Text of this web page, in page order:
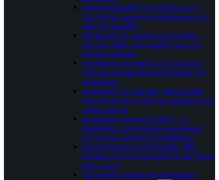
Överlevnadsguide för Kristallmässor –
Tips för att navigera i kristallmässor och
välja rätt kristaller
Rengöring och Laddning av Kristaller –
Hur man håller sina kristaller rena och
energiskt laddade
Rosenkvarts för Kärlek och Relationer:
Utforska rosenkvartsens betydelse och
användning
Självkärlek och Kristaller: Vilka kristaller
som är bäst för att främja självkärlek och
självacceptans
Smaragdens Helande Krafter – En
djupdykning i smaragdens egenskaper
och hur den används i kristalläkning
Sömnförbättring med Kristaller: Vilka
kristaller som kan användas för att främja
bättre sömn
Turmalinens Skyddande Egenskaper